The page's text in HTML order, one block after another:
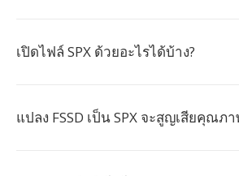
เปิดไฟล์ SPX ด้วยอะไรได้บ้าง?
แปลง FSSD เป็น SPX จะสูญเสียคุณภ